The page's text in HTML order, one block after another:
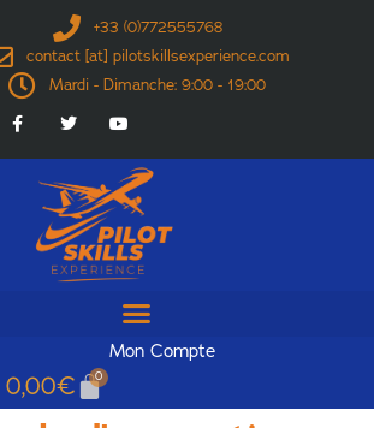
+33 (0)772555768
contact [at] pilotskillsexperience.com
Mardi - Dimanche: 9:00 - 19:00
Mon Compte
0,00€ 0